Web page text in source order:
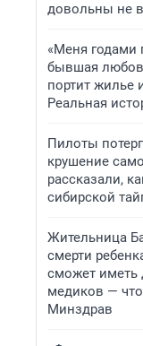
довольны не
«Меня годами
бывшая
портит жилье
Реальная
Пилоты
крушение
рассказали,
сибирской
Жительница
смерти
сможет иметь
медиков —
Минздрав